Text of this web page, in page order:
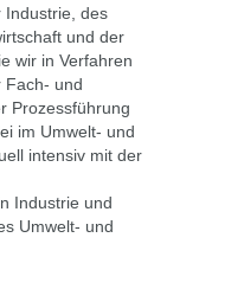
Industrie, des
und der
wir in Verfahren
Fach- und
Prozessführung
im Umwelt- und
intensiv mit der
Industrie und
Umwelt- und